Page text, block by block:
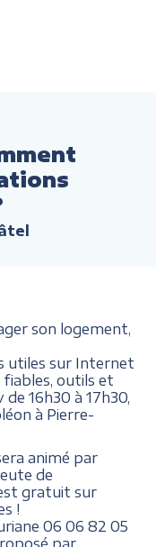
son logement,
utiles sur Internet
fiables, outils et
16h30 à 17h30,
à Pierre-
animé par
de
gratuit sur
!
06 06 82 05
par